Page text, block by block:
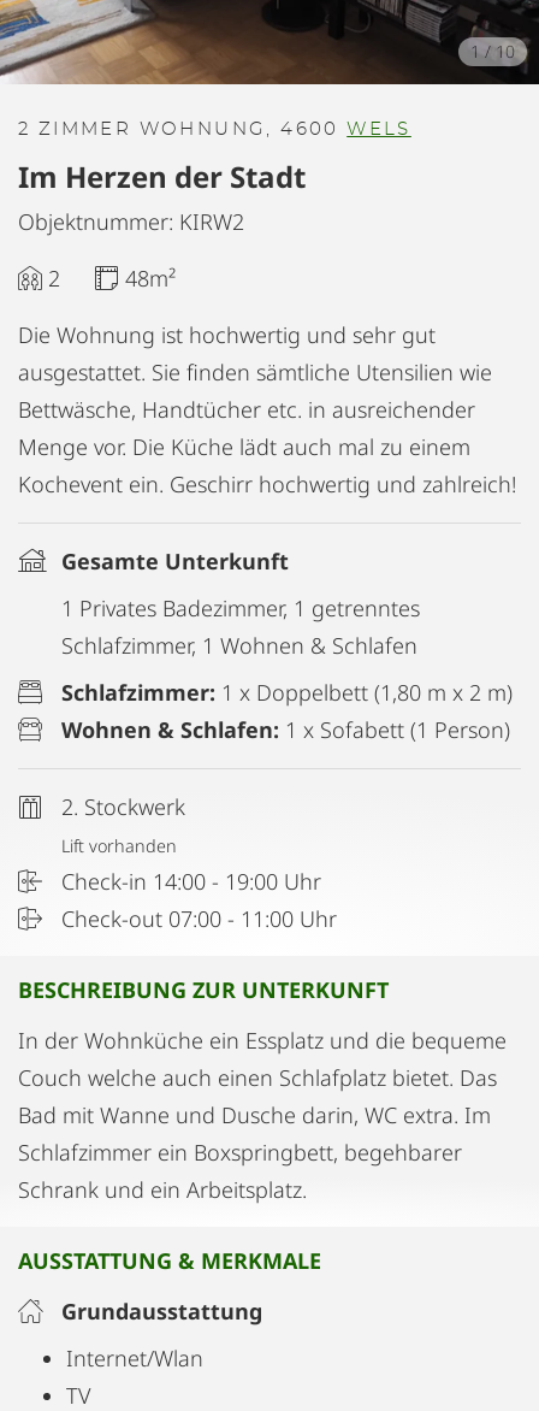
1/ 10
2 ZIMMER WOHNUNG, 4600 WELS
Im Herzen der Stadt
Objektnummer: KIRW2
2
48m²
Die Wohnung ist hochwertig und sehr gut
ausgestattet. Sie finden sämtliche Utensilien wie
Bettwäsche, Handtücher etc. in ausreichender
Menge vor. Die Küche lädt auch mal zu einem
Kochevent ein. Geschirr hochwertig und zahlreich!
Gesamte Unterkunft
1 Privates Badezimmer, 1 getrenntes
Schlafzimmer, 1 Wohnen & Schlafen
Schlafzimmer: 1 x Doppelbett (1,80 m x 2 m)
Wohnen & Schlafen: 1 x Sofabett (1 Person)
2. Stockwerk
Lift vorhanden
Check-in 14:00 - 19:00 Uhr
Check-out 07:00 - 11:00 Uhr
BESCHREIBUNG ZUR UNTERKUNFT
In der Wohnküche ein Essplatz und die bequeme
Couch welche auch einen Schlafplatz bietet. Das
Bad mit Wanne und Dusche darin, WC extra. Im
Schlafzimmer ein Boxspringbett, begehbarer
Schrank und ein Arbeitsplatz.
AUSSTATTUNG & MERKMALE
Grundausstattung
Internet/Wlan
TV